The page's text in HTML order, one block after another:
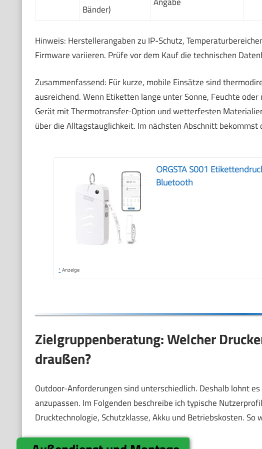
Bänder)
Hinweis: Herstellerangaben zu IP-Schutz,
Firmware variieren. Prüfe vor dem Kauf die technischen
Zusammenfassend: Für kurze, mobile Einsätze sind
ausreichend. Wenn Etiketten lange unter Sonne, Feuchte
Gerät mit Thermotransfer-Option und wetterfesten
über die Alltagstauglichkeit. Im nächsten Abschnitt
ORGSTA S001
Bluetooth
* Anzeige
Zielgruppenberatung: Welcher
draußen?
Outdoor-Anforderungen sind unterschiedlich. Deshalb lohnt
anzupassen. Im Folgenden beschreibe ich typische
Drucktechnologie, Schutzklasse, Akku und Betriebskosten.